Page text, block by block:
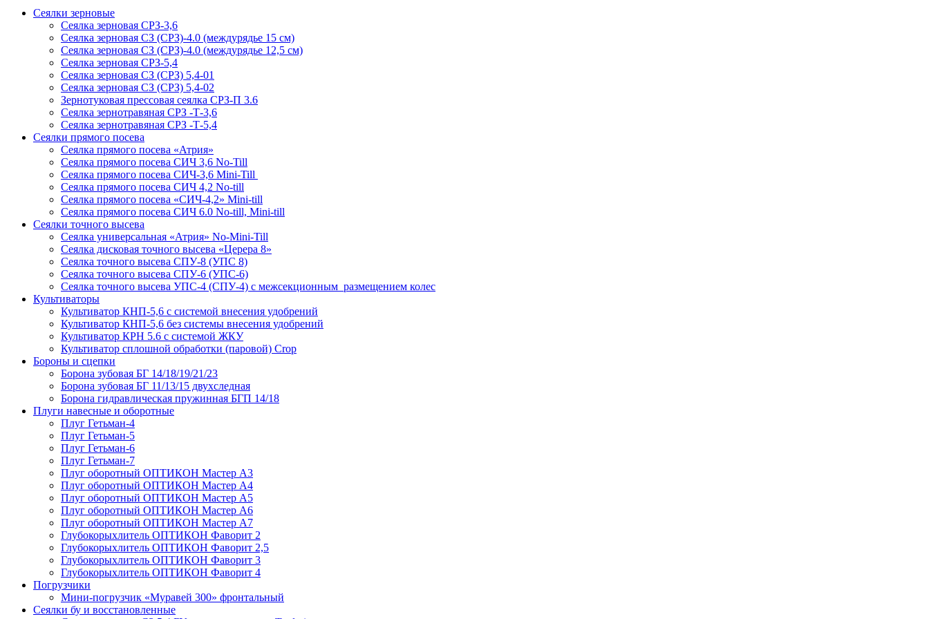
Сеялки зерновые
Сеялка зерновая СРЗ-3,6
Сеялка зерновая СЗ (СРЗ)-4.0 (междурядье 15 см)
Сеялка зерновая СЗ (СРЗ)-4.0 (междурядье 12,5 см)
Сеялка зерновая СРЗ-5,4
Сеялка зерновая СЗ (СРЗ) 5,4-01
Сеялка зерновая СЗ (СРЗ) 5,4-02
Зернотуковая прессовая сеялка СРЗ-П 3.6
Сеялка зернотравяная СРЗ -Т-3,6
Сеялка зернотравяная СРЗ -Т-5,4
Сеялки прямого посева
Сеялка прямого посева «Атрия»
Сеялка прямого посева СИЧ 3,6 No-Till
Сеялка прямого посева СИЧ-3,6 Mini-Till
Сеялка прямого посева СИЧ 4,2 No-till
Сеялка прямого посева «СИЧ-4,2» Mini-till
Сеялка прямого посева СИЧ 6.0 No-till, Mini-till
Сеялки точного высева
Сеялка универсальная «Атрия» No-Mini-Till
Сеялка дисковая точного высева «Церера 8»
Сеялка точного высева СПУ-8 (УПС 8)
Сеялка точного высева СПУ-6 (УПС-6)
Сеялка точного высева УПС-4 (СПУ-4) с межсекционным размещением колес
Культиваторы
Культиватор КНП-5,6 с системой внесения удобрений
Культиватор КНП-5,6 без системы внесения удобрений
Культиватор КРН 5.6 с системой ЖКУ
Культиватор сплошной обработки (паровой) Crop
Бороны и сцепки
Борона зубовая БГ 14/18/19/21/23
Борона зубовая БГ 11/13/15 двухследная
Борона гидравлическая пружинная БГП 14/18
Плуги навесные и оборотные
Плуг Гетьман-4
Плуг Гетьман-5
Плуг Гетьман-6
Плуг Гетьман-7
Плуг оборотный ОПТИКОН Мастер А3
Плуг оборотный ОПТИКОН Мастер А4
Плуг оборотный ОПТИКОН Мастер А5
Плуг оборотный ОПТИКОН Мастер А6
Плуг оборотный ОПТИКОН Мастер А7
Глубокорыхлитель ОПТИКОН Фаворит 2
Глубокорыхлитель ОПТИКОН Фаворит 2,5
Глубокорыхлитель ОПТИКОН Фаворит 3
Глубокорыхлитель ОПТИКОН Фаворит 4
Погрузчики
Мини-погрузчик «Муравей 300» фронтальный
Сеялки бу и восстановленные